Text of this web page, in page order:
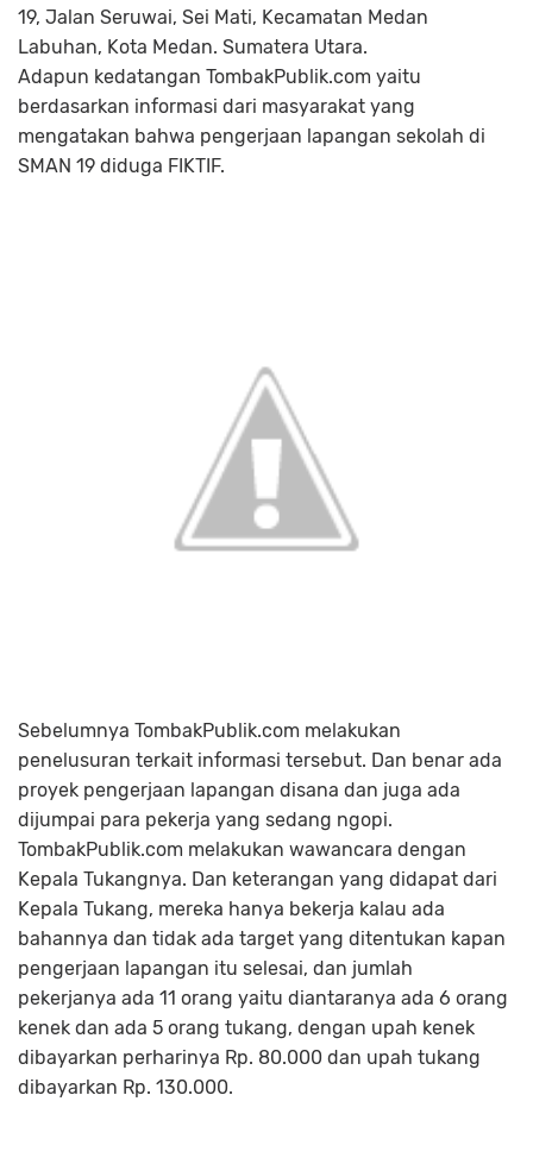
19, Jalan Seruwai, Sei Mati, Kecamatan Medan
Labuhan, Kota Medan. Sumatera Utara.
Adapun kedatangan TombakPublik.com yaitu
berdasarkan informasi dari masyarakat yang
mengatakan bahwa pengerjaan lapangan sekolah di
SMAN 19 diduga FIKTIF.
Sebelumnya TombakPublik.com melakukan
penelusuran terkait informasi tersebut. Dan benar ada
proyek pengerjaan lapangan disana dan juga ada
dijumpai para pekerja yang sedang ngopi.
TombakPublik.com melakukan wawancara dengan
Kepala Tukangnya. Dan keterangan yang didapat dari
Kepala Tukang, mereka hanya bekerja kalau ada
bahannya dan tidak ada target yang ditentukan kapan
pengerjaan lapangan itu selesai, dan jumlah
pekerjanya ada 11 orang yaitu diantaranya ada 6 orang
kenek dan ada 5 orang tukang, dengan upah kenek
dibayarkan perharinya Rp. 80.000 dan upah tukang
dibayarkan Rp. 130.000.